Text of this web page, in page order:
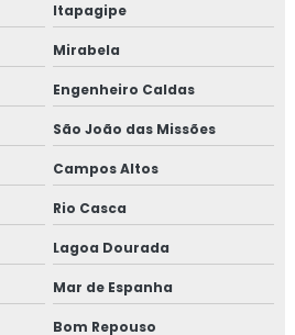
Itapagipe
Mirabela
Engenheiro Caldas
São João das Missões
Campos Altos
Rio Casca
Lagoa Dourada
Mar de Espanha
Bom Repouso